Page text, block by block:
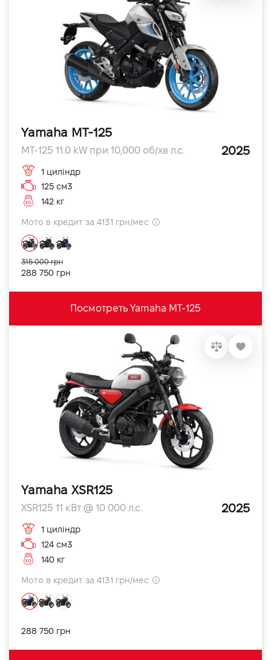
Yamaha MT-125
MT-125 11.0 kW при 10,000 об/хв л.с. 2025
1 циліндр
125 см3
142 кг
Мото в кредит за 4131 грн/мес
288 750 грн
315 000 грн
Посмотреть Yamaha MT-125
Yamaha XSR125
XSR125 11 кВт @ 10 000 л.с. 2025
1 циліндр
124 см3
140 кг
Мото в кредит за 4131 грн/мес
288 750 грн